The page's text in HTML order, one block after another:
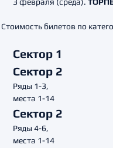
Стоимость билетов по
Сектор 1
Сектор 2
Ряды 1-3,
места 1-14
Сектор 2
Ряды 4-6,
места 1-14